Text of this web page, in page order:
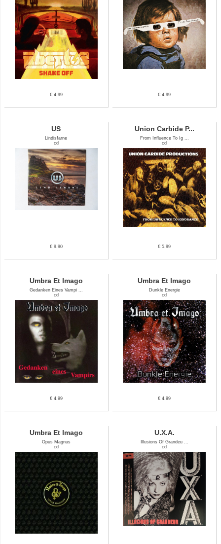
€ 4.99 € 4.99
US
Lindisfarne
cd
€ 9.90
Union Carbide P...
From Influence To Ig ...
cd
€ 5.99
Umbra Et Imago
Gedanken Eines Vampi ...
cd
€ 4.99
Umbra Et Imago
Dunkle Energie
cd
€ 4.99
Umbra Et Imago
Opus Magnus
cd
U.X.A.
Illusions Of Grandeu ...
cd